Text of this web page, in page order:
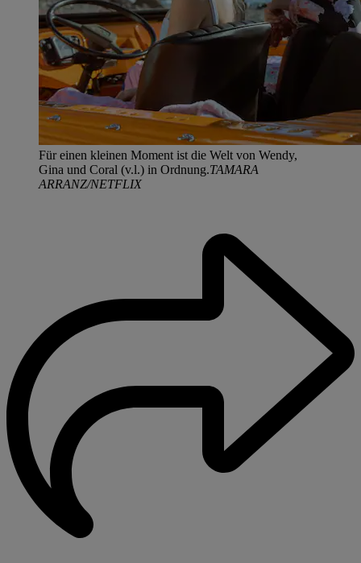
Für einen kleinen Moment ist die Welt von Wendy,
Gina und Coral (v.l.) in Ordnung.TAMARA
ARRANZ/NETFLIX